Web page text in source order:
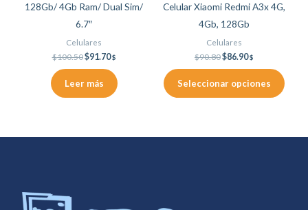
128Gb/ 4Gb Ram/ Dual Sim/
6.7″
Celulares
$100.50$91.70 $
Leer más
Celular Xiaomi Redmi A3x 4G,
4Gb, 128Gb
Celulares
$90.80$86.90$
Seleccionar opciones
elegir
en
la
de
producto